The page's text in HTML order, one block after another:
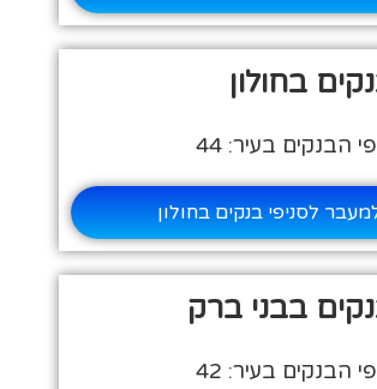
בחולון
הבנקים בעיר: 44
לסניפי בנקים בחולון
בבני ברק
הבנקים בעיר: 42